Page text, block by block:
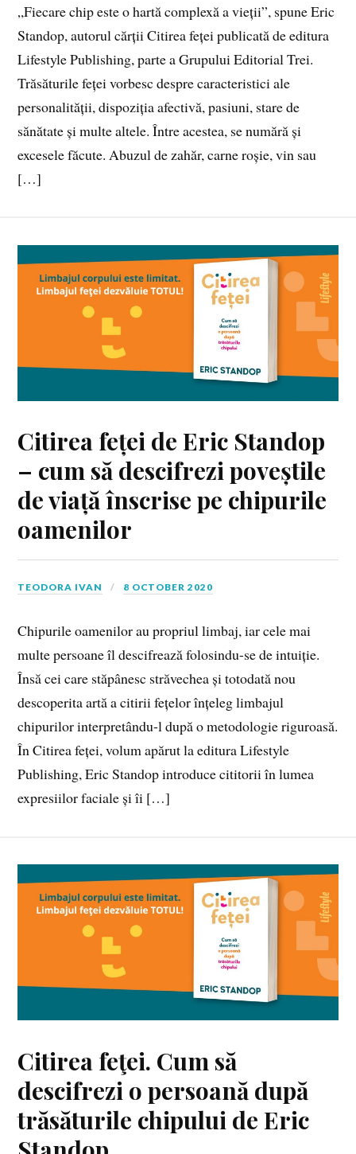
„Fiecare chip este o hartă complexă a vieții”, spune Eric
Standop, autorul cărții Citirea feței publicată de editura
Lifestyle Publishing, parte a Grupului Editorial Trei.
Trăsăturile feței vorbesc despre caracteristici ale
personalității, dispoziția afectivă, pasiuni, stare de
sănătate și multe altele. Între acestea, se numără și
excesele făcute. Abuzul de zahăr, carne roșie, vin sau
[…]
Citirea feței de Eric Standop
– cum să descifrezi poveștile
de viață înscrise pe chipurile
oamenilor
TEODORA IVAN 8 OCTOBER 2020
Chipurile oamenilor au propriul limbaj, iar cele mai
multe persoane îl descifrează folosindu-se de intuiție.
Însă cei care stăpânesc străvechea și totodată nou
descoperita artă a citirii fețelor înțeleg limbajul
chipurilor interpretându-l după o metodologie riguroasă.
În Citirea feței, volum apărut la editura Lifestyle
Publishing, Eric Standop introduce cititorii în lumea
expresiilor faciale și îi […]
Citirea feţei. Cum să
descifrezi o persoană după
trăsăturile chipului de Eric